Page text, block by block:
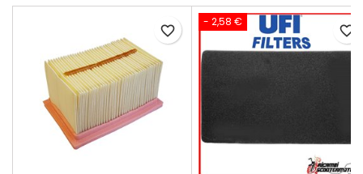
favorite_border
- 2,58 €
favorite_border